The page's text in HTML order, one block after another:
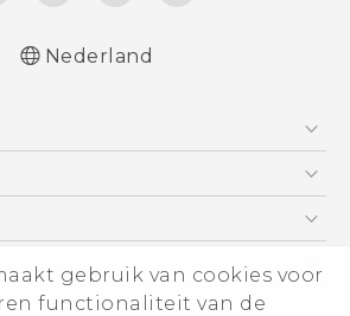
gebruik van cookies voor
functionaliteit van de
voorschriften
Nederland